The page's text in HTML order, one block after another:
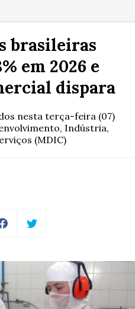
brasileiras
em 2026 e
dispara
nesta terça-feira (07)
Indústria,
(MDIC)